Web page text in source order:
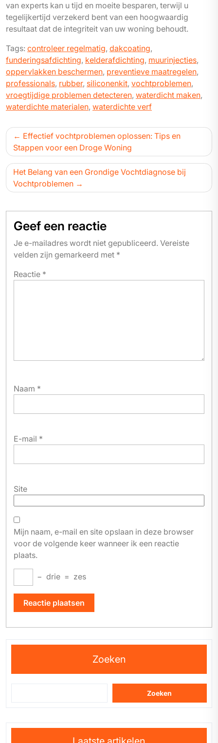
van experts kan u tijd en moeite besparen, terwijl u
tegelijkertijd verzekerd bent van een hoogwaardig
resultaat dat de integriteit van uw woning behoudt.
Tags: controleer regelmatig, dakcoating,
funderingsafdichting, kelderafdichting, muurinjecties,
oppervlakken beschermen, preventieve maatregelen,
professionals, rubber, siliconenkit, vochtproblemen,
vroegtijdige problemen detecteren, waterdicht maken,
waterdichte materialen, waterdichte verf
Bericht
navigatie
Effectief vochtproblemen oplossen: Tips en
Stappen voor een Droge Woning
Het Belang van een Grondige Vochtdiagnose bij
Vochtproblemen
Geef een reactie
Je e-mailadres wordt niet gepubliceerd. Vereiste
velden zijn gemarkeerd met *
Reactie *
Naam *
E-mail *
Site
Mijn naam, e-mail en site opslaan in deze browser
voor de volgende keer wanneer ik een reactie
plaats.
− drie = zes
Zoeken
Zoeken